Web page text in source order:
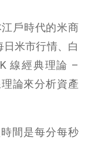
戶時代的米商
米市行情、白
線經典理論 –
論來分析資產
間是每分每秒